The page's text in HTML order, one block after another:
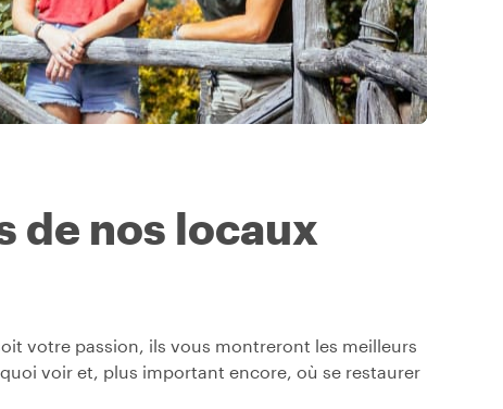
de nos locaux
votre passion, ils vous montreront les meilleurs
voir et, plus important encore, où se restaurer